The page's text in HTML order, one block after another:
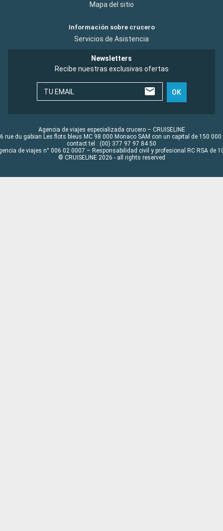
Mapa del sitio
Información sobre crucero
Servicios de Asistencia
Newsletters
Recibe nuestras exclusivas ofertas
TU EMAIL OK
Agencia de viajes especializada crucero – CRUISELINE
rue du gabian Les flots bleus MC 98 000 Monaco SAM con un capital de 150 000
contact tel : (00) 377 97 97 84 50
de viajes n° 006 02 0007 – Responsabilidad civil y profesional RC RSA de
© CRUISELINE 2026 - all rights reserved